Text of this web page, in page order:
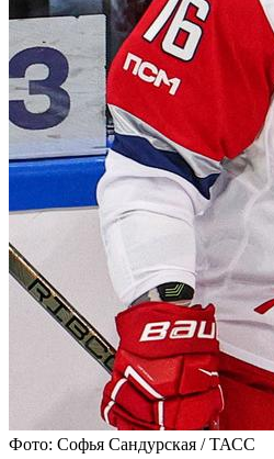
Фото: Софья Сандурская / ТАСС